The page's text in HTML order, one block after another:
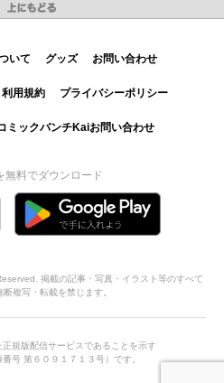
いて グッズ お問い合わせ
利用規約 プライバシーポリシー
ミックバンチKaiお問い合わせ
無料でダウンロード
掲載の記事・写真・イラスト等のすべて
複写・転載を禁じます。
規版配信サービスであることを示す
号 第６０９１７１３号）です。